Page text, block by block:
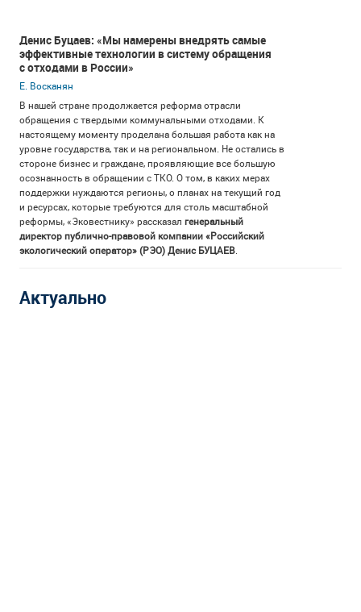
Денис Буцаев: «Мы намерены внедрять самые
эффективные технологии в систему обращения
с отходами в России»
Е. Восканян
В нашей стране продолжается реформа отрасли
обращения с твердыми коммунальными отходами. К
настоящему моменту проделана большая работа как на
уровне государства, так и на региональном. Не остались в
стороне бизнес и граждане, проявляющие все большую
осознанность в обращении с ТКО. О том, в каких мерах
поддержки нуждаются регионы, о планах на текущий год
и ресурсах, которые требуются для столь масштабной
реформы, «Эковестнику» рассказал генеральный
директор публично-правовой компании «Российский
экологический оператор» (РЭО) Денис БУЦАЕВ
Актуально